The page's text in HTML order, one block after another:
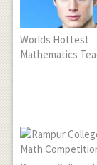
Worlds Hottest
Mathematics